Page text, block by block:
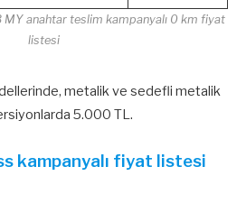
anahtar teslim kampanyalı 0 km fiyat
listesi
metalik ve sedefli metalik
5.000 TL.
kampanyalı fiyat listesi